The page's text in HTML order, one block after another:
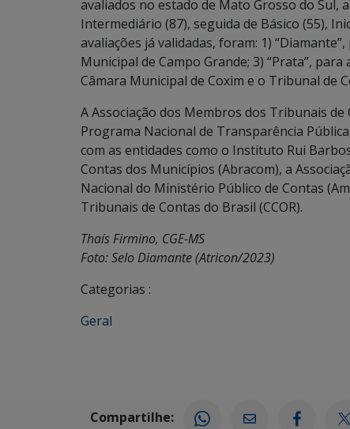
avaliados no estado de Mato Grosso do Sul,
Intermediário (87), seguida de Básico (55),
avaliações já validadas, foram: 1)
Municipal de Campo Grande; 3) “Prata”,
Câmara Municipal de Coxim e o Tribunal de
A Associação dos Membros dos Tribunais
Programa Nacional de Transparência
com as entidades como o Instituto Rui
Contas dos Municípios (Abracom), a
Nacional do Ministério Público de Contas
Tribunais de Contas do Brasil (CCOR).
Thaís Firmino, CGE-MS
Foto:Selo Diamante (Atricon/2023)
Categorias :
Geral
Compartilhe: